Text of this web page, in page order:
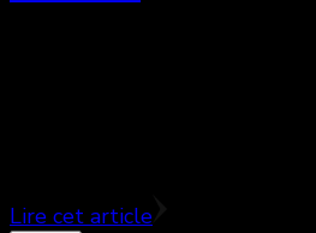
Lire cet article